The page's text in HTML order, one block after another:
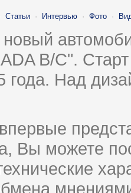
Статьи · Интервью · Фото ·
новый
B/C".
года. Над
Вы можете